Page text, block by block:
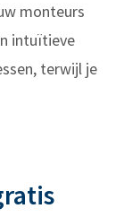
monteurs
intuïtieve
terwijl je